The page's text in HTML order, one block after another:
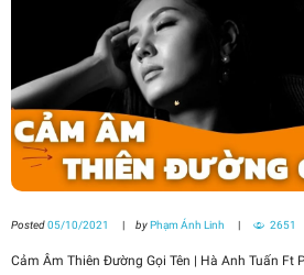
Posted05/10/2021 by Phạm Ánh Linh 2651
Cảm Âm Thiên Đường Gọi Tên | Hà Anh Tuấn Ft